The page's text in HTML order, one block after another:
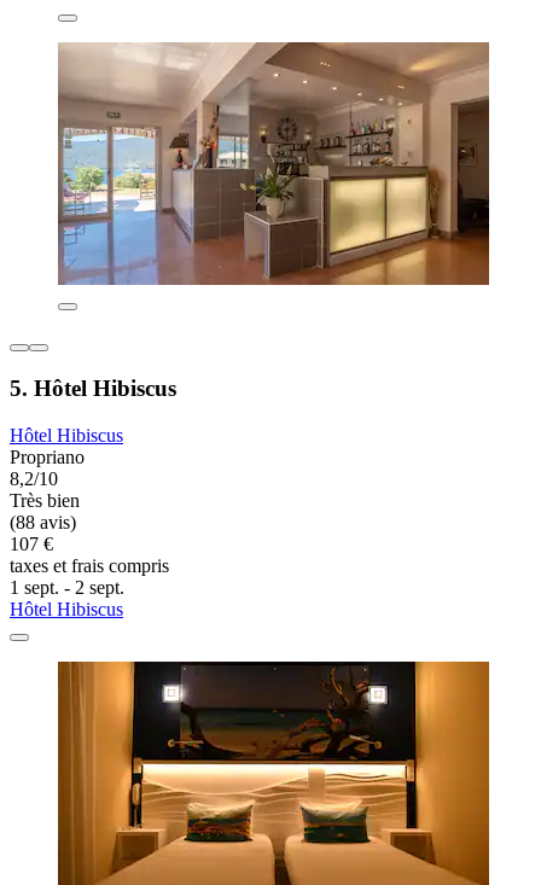
5. Hôtel Hibiscus
Hôtel Hibiscus
Propriano
8,2/10
Très bien
(88 avis)
107 €
taxes et frais compris
1 sept. - 2 sept.
Hôtel Hibiscus